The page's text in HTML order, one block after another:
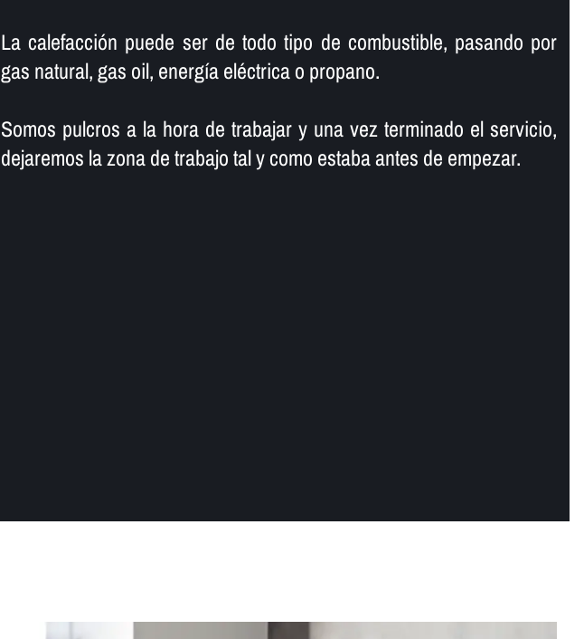
La calefacción puede ser de todo tipo de combustible, pasando por
gas natural, gas oil, energí­a eléctrica o propano.
Somos pulcros a la hora de trabajar y una vez terminado el servicio,
dejaremos la zona de trabajo tal y como estaba antes de empezar.